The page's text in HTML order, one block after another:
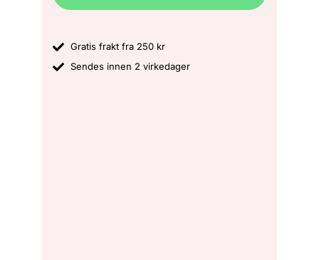
Gratis frakt fra 250 kr
Sendes innen 2 virkedager